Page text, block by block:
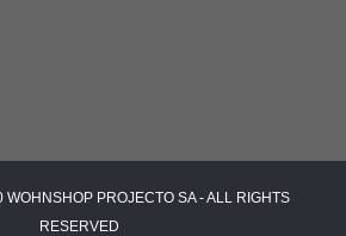
PROJECTO SA - ALL RIGHTS
RESERVED